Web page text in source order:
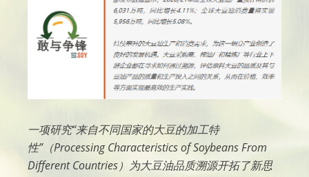
一项研究“来自不同国家的大豆的加工特
性”（Processing Characteristics of Soybeans From
Different Countries）为大豆油品质溯源开拓了新思